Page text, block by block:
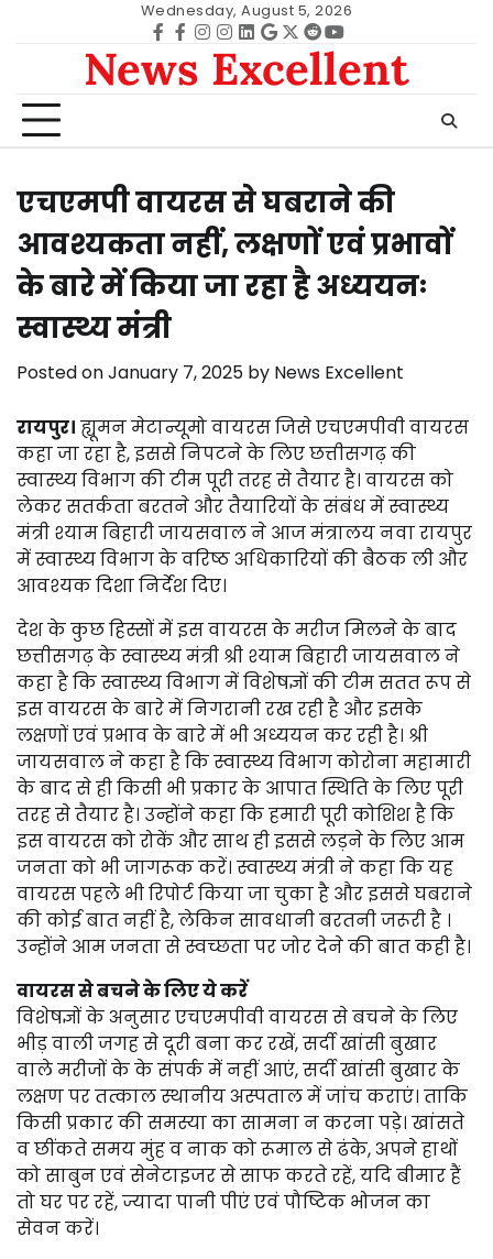
Wednesday, August 5, 2026
Facebook
facebook
Instagram
instagram
Linkedin
google
Twitter
redditYoutube
News Excellent
एचएमपी वायरस से घबराने की
आवश्यकता नहीं, लक्षणों एवं प्रभावों
के बारे में किया जा रहा है अध्ययनः
स्वास्थ्य मंत्री
Posted onJanuary 7, 2025 by News Excellent
रायपुर। ह्यूमन मेटान्यूमो वायरस जिसे एचएमपीवी वायरस
कहा जा रहा है, इससे निपटने के लिए छत्तीसगढ़ की
स्वास्थ्य विभाग की टीम पूरी तरह से तैयार है। वायरस को
लेकर सतर्कता बरतने और तैयारियों के संबंध में स्वास्थ्य
मंत्री श्याम बिहारी जायसवाल ने आज मंत्रालय नवा रायपुर
में स्वास्थ्य विभाग के वरिष्ठ अधिकारियों की बैठक ली और
आवश्यक दिशा निर्देश दिए।
देश के कुछ हिस्सों में इस वायरस के मरीज मिलने के बाद
छत्तीसगढ़ के स्वास्थ्य मंत्री श्री श्याम बिहारी जायसवाल ने
कहा है कि स्वास्थ्य विभाग में विशेषज्ञों की टीम सतत रूप से
इस वायरस के बारे में निगरानी रख रही है और इसके
लक्षणों एवं प्रभाव के बारे में भी अध्ययन कर रही है। श्री
जायसवाल ने कहा है कि स्वास्थ्य विभाग कोरोना महामारी
के बाद से ही किसी भी प्रकार के आपात स्थिति के लिए पूरी
तरह से तैयार है। उन्होंने कहा कि हमारी पूरी कोशिश है कि
इस वायरस को रोकें और साथ ही इससे लड़ने के लिए आम
जनता को भी जागरूक करें। स्वास्थ्य मंत्री ने कहा कि यह
वायरस पहले भी रिपोर्ट किया जा चुका है और इससे घबराने
की कोई बात नहीं है, लेकिन सावधानी बरतनी जरूरी है ।
उन्होंने आम जनता से स्वच्छता पर जोर देने की बात कही है।
वायरस से बचने के लिए ये करें
विशेषज्ञों के अनुसार एचएमपीवी वायरस से बचने के लिए
भीड़ वाली जगह से दूरी बना कर रखें, सर्दी खांसी बुखार
वाले मरीजों के के संपर्क में नहीं आएं, सर्दी खांसी बुखार के
लक्षण पर तत्काल स्थानीय अस्पताल में जांच कराएं। ताकि
किसी प्रकार की समस्या का सामना न करना पड़े। खांसते
व छींकते समय मुंह व नाक को रूमाल से ढंके, अपने हाथों
को साबुन एवं सेनेटाइजर से साफ करते रहें, यदि बीमार हैं
तो घर पर रहें, ज्यादा पानी पीएं एवं पौष्टिक भोजन का
सेवन करें।